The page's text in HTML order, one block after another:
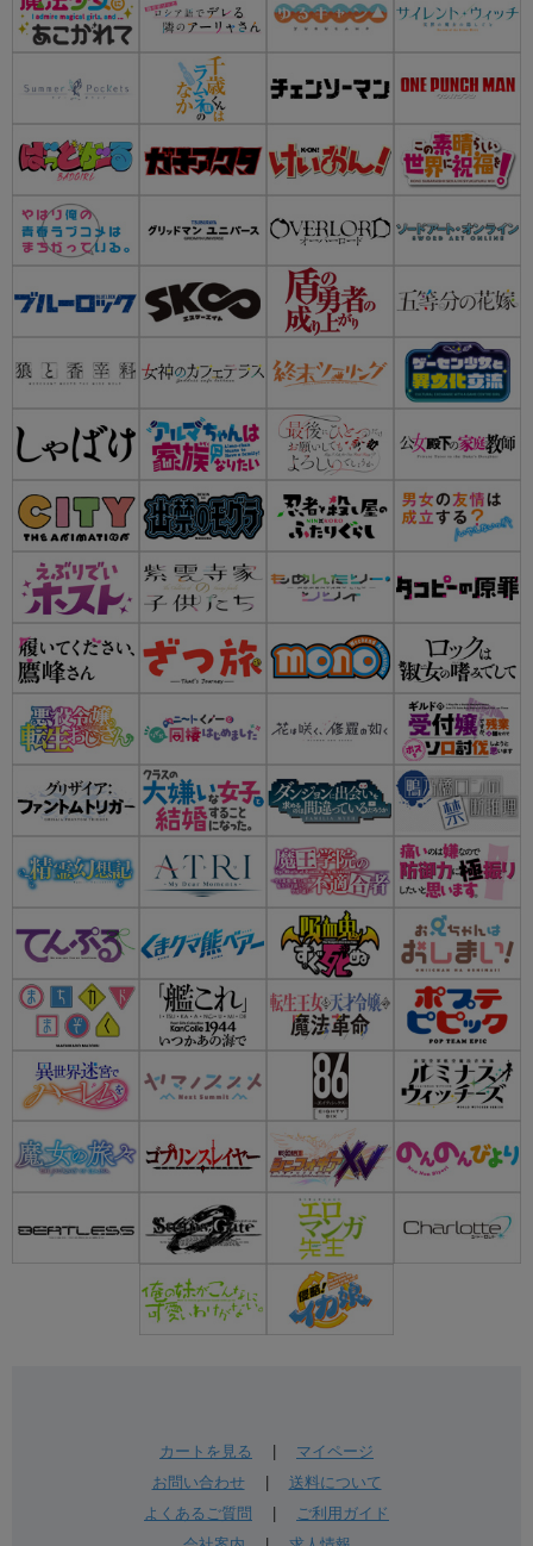
カートを見る
マイページ
お問い合わせ| 送料について
よくあるご質問
ご利用ガイド